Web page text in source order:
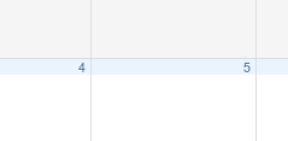
4 5